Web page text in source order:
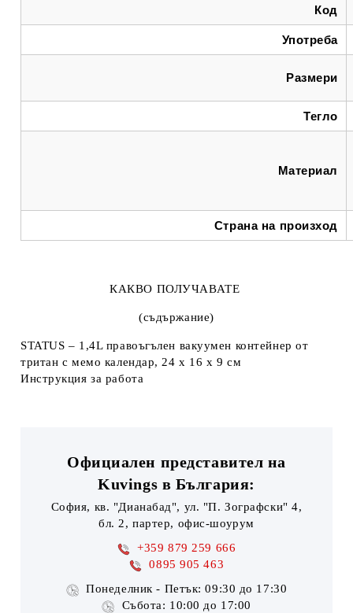
Код
Употреба
Размери
Тегло
Материал
Страна на произход
КАКВО ПОЛУЧАВАТЕ
(съдържание)
STATUS – 1,4L правоъгълен вакуумен контейнер от
тритан с мемо календар, 24 х 16 х 9 см
Инструкция за работа
Официален представител на
Kuvings в България:
София, кв. "Дианабад", ул. "П. Зографски" 4,
бл. 2, партер, офис-шоурум
+359 879 259 666
0895 905 463
Понеделник - Петък: 09:30 до 17:30
Събота: 10:00 до 17:00